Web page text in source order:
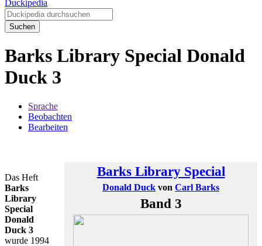
Duckipedia
Suchen
Barks Library Special Donald
Duck 3
Sprache
Beobachten
Bearbeiten
Barks Library Special
Donald Duck von Carl Barks
Band 3
Das Heft
Barks
Library
Special
Donald
Duck 3
wurde 1994